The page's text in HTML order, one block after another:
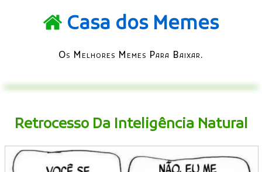
Casa dos Memes
Os Melhores Memes Para Baixar.
Retrocesso Da Inteligência Natural